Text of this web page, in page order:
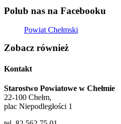
Zobacz również
Kontakt
Starostwo Powiatowe w Chełmie
plac Niepodległości 1
fax 82 562 75 10
e-mail: sekretariat@powiatchelmski.pl
Szukaj w serwisie